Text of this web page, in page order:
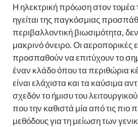
Η ηλεκτρική πρόωση στον τομέα
ηγείται της παγκόσμιας
περιβαλλοντική βιωσιμότητα,
μακρινό όνειρο. Οι αεροπορικές
προσπαθούν να επιτύχουν το
έναν κλάδο όπου τα περιθώρια
είναι ελάχιστα και τα καύσιμα
σχεδόν το ήμισυ του
που την καθιστά μία από τις πιο
μεθόδους για τη μείωση των